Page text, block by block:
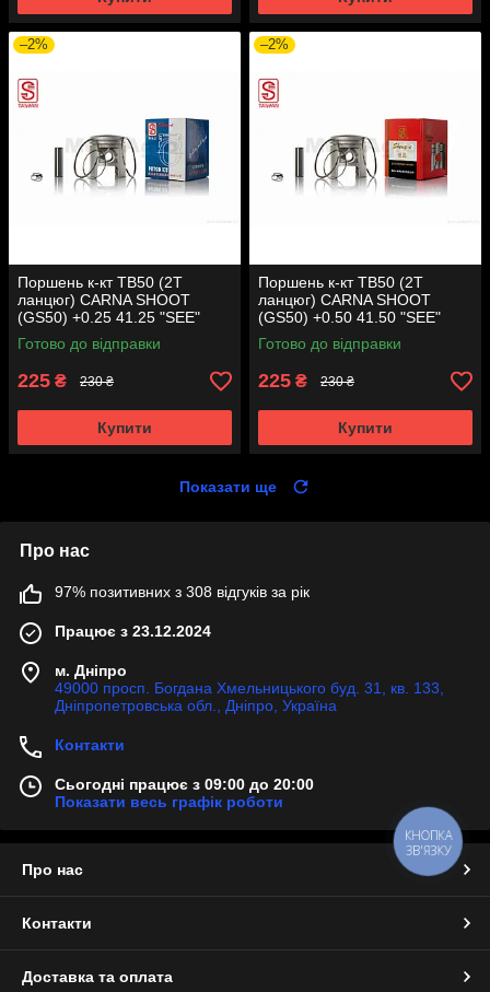
–2%
Поршень к-кт TB50 (2T
ланцюг) CARNA SHOOT
(GS50) +0.25 41.25 "SEE"
(Sheng-E) таємниця (акція)
Готово до відправки
225 ₴ 230 ₴
Купити
–2%
Поршень к-кт TB50 (2T
ланцюг) CARNA SHOOT
(GS50) +0.50 41.50 "SEE"
(Sheng-E) таємниця (акція)
Готово до відправки
225 ₴ 230 ₴
Купити
Показати ще
Про нас
97% позитивних з 308 відгуків за рік
Працює з 23.12.2024
м. Дніпро
49000 просп. Богдана Хмельницького буд. 31, кв. 133,
Дніпропетровська обл., Дніпро, Україна
Контакти
Сьогодні працює з 09:00 до 20:00
Показати весь графік роботи
Про нас
Контакти
Доставка та оплата
КНОПКА
ЗВ'ЯЗКУ